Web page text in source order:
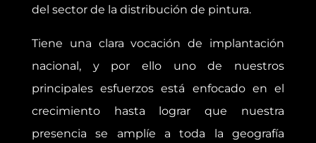
del sector de la distribución de pintura.
Tiene una clara vocación de implantación
nacional, y por ello uno de nuestros
principales esfuerzos está enfocado en el
crecimiento hasta lograr que nuestra
presencia se amplíe a toda la geografía